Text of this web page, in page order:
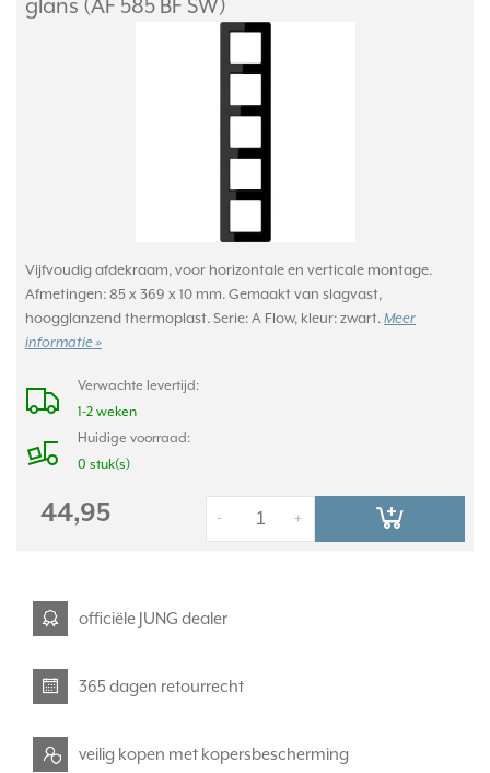
glans (AF 585 BF SW)
Vijfvoudig afdekraam, voor horizontale en verticale montage.
Afmetingen: 85 x 369 x 10 mm. Gemaakt van slagvast,
hoogglanzend thermoplast. Serie: A Flow, kleur: zwart. Meer
informatie »
Verwachte levertijd:
1-2 weken
Huidige voorraad:
0 stuk(s)
44,95 +
-
officiële JUNG dealer
365 dagen retourrecht
veilig kopen met kopersbescherming